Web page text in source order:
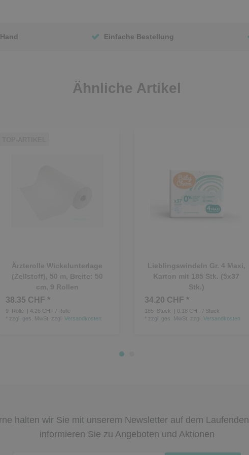
Einfache Bestellung
Ähnliche Artikel
Ärzterolle Wickelunterlage
(Zellstoff), 50 m, Breite: 50
cm, 9 Rollen
38.35 CHF *
9 Rolle
| 4.26 CHF / Rolle
zzgl. ges. MwSt. zzgl. Versandkosten
Lieblingswindeln Gr. 4 Maxi,
Karton mit 185 Stk. (5x37
Stk.)
34.20 CHF *
185 Stück
| 0.18 CHF / Stück
zzgl. ges. MwSt. zzgl. Versandkosten
halten wir Sie mit unserem Newsletter auf dem Laufenden
informieren Sie zu Angeboten und Aktionen